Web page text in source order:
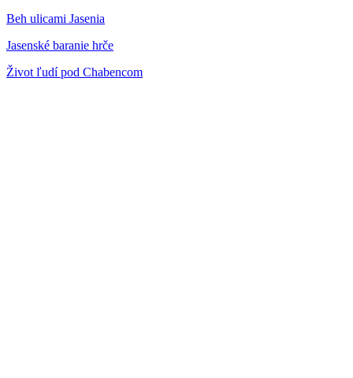
Beh ulicami Jasenia
Jasenské baranie hrče
Život ľudí pod Chabencom